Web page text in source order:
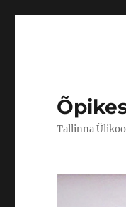
Tallinna